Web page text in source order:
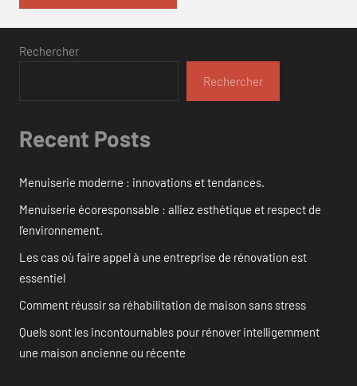
Rechercher
Rechercher
Recent Posts
Menuiserie moderne : innovations et tendances.
Menuiserie écoresponsable : alliez esthétique et respect de
l’environnement.
Les cas où faire appel à une entreprise de rénovation est
essentiel
Comment réussir sa réhabilitation de maison sans stress
Quels sont les incontournables pour rénover intelligemment
une maison ancienne ou récente